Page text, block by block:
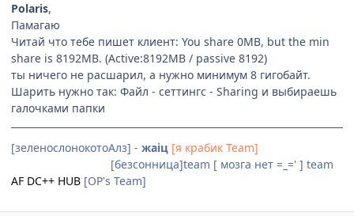
Polaris,
Памагаю
Читай что тебе пишет клиент: You share 0MB, but the min
share is 8192MB. (Active:8192MB / passive 8192)
ты ничего не расшарил, а нужно минимум 8 гигобайт.
Шарить нужно так: Файл - сеттингс - Sharing и выбираешь
галочками папки
[зеленослонокотоАлз] - жаiц [я крабик Team]
[безсонница]team [ мозга нет =_=' ] team
AF DC++ HUB [OP's Team]